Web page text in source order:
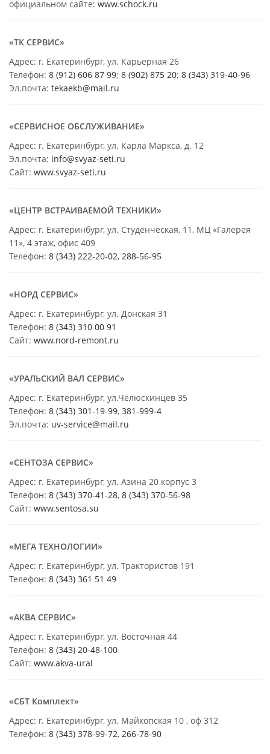
официальном сайте: www.schock.ru
«ТК СЕРВИС»
Адрес: г. Екатеринбург, ул. Карьерная 26
Телефон: 8 (912) 606 87 99; 8 (902) 875 20; 8 (343) 319-40-96
Эл.почта: tekaekb@mail.ru
«СЕРВИСНОЕ ОБСЛУЖИВАНИЕ»
Адрес: г. Екатеринбург, ул. Карла Маркса, д. 12
Эл.почта: info@svyaz-seti.ru
Сайт: www.svyaz-seti.ru
«ЦЕНТР ВСТРАИВАЕМОЙ ТЕХНИКИ»
Адрес: г. Екатеринбург, ул. Студенческая, 11, МЦ «Галерея
11», 4 этаж, офис 409
Телефон: 8 (343) 222-20-02, 288-56-95
«НОРД СЕРВИС»
Адрес: г. Екатеринбург, ул. Донская 31
Телефон: 8 (343) 310 00 91
Сайт: www.nord-remont.ru
«УРАЛЬСКИЙ ВАЛ СЕРВИС»
Адрес: г. Екатеринбург, ул.Челюскинцев 35
Телефон: 8 (343) 301-19-99, 381-999-4
Эл.почта: uv-service@mail.ru
«СЕНТОЗА СЕРВИС»
Адрес: г. Екатеринбург, ул. Азина 20 корпус 3
Телефон: 8 (343) 370-41-28, 8 (343) 370-56-98
Сайт: www.sentosa.su
«МЕГА ТЕХНОЛОГИИ»
Адрес: г. Екатеринбург, ул. Трактористов 191
Телефон: 8 (343) 361 51 49
«АКВА СЕРВИС»
Адрес: г. Екатеринбург, ул. Восточная 44
Телефон: 8 (343) 20-48-100
Сайт: www.akva-ural
«СБТ Комплект»
Адрес: г. Екатеринбург, ул. Майкопская 10 , оф 312
Телефон: 8 (343) 378-99-72, 266-78-90